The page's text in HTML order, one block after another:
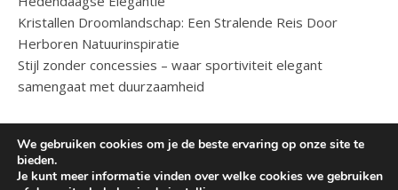
Kristallen Droomlandschap: Een Stralende Reis Door
Herboren Natuurinspiratie
Stijl zonder concessies – waar sportiviteit elegant
samengaat met duurzaamheid
We gebruiken cookies om je de beste ervaring op onze site te
bieden.
Je kunt meer informatie vinden over welke cookies we gebruiken